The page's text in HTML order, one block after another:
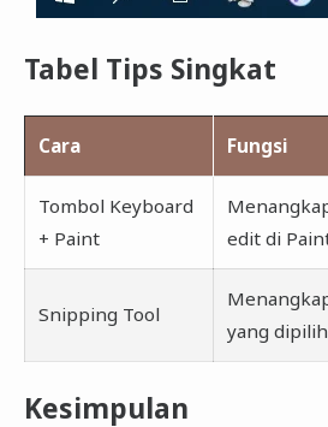
Tabel Tips Singkat
Cara Fungsi
Tombol Keyboard
+ Paint
edit di
Snipping Tool
yang dipilih
Kesimpulan